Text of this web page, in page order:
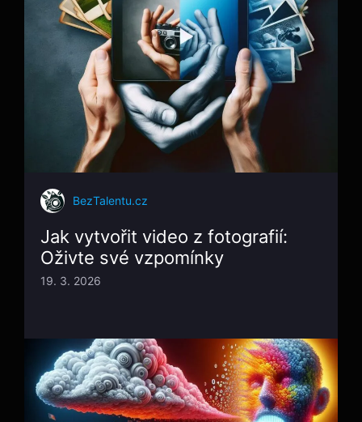
BezTalentu.cz
Jak vytvořit video z fotografií:
Oživte své vzpomínky
19. 3. 2026